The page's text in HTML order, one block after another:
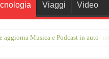
Viaggi Video
aggiorna Musica e Podcast in auto
nel cuore della Germania, tra